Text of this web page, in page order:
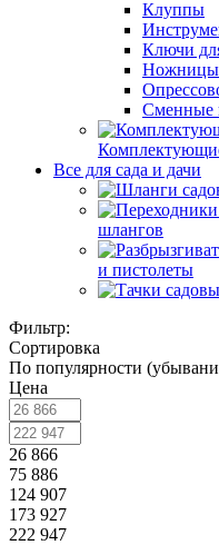
Клуппы
Ключи
Ножницы
Сменные
Все для сада и дачи
шлангов
и пистолеты
Фильтр:
Сортировка
По популярности
Цена
26 866
75 886
124 907
173 927
222 947